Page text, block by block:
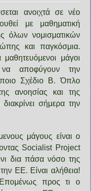
ανοιχτά σε νέο
με μαθηματική
όλων νομισματικών
και παγκόσμια.
μάγοι
αποφύγουν την
Σχέδιο Β. Όπλο
ανοησίας και της
σήμερα την
μάγους είναι ο
Socialist Project
δια πάσα νόσο της
ΕΕ. Είναι αλήθεια!
προς τι ο